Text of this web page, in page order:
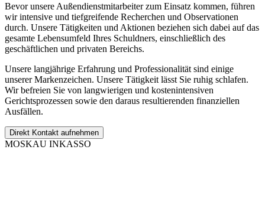
Bevor unsere Außendienstmitarbeiter zum Einsatz kommen, führen
wir intensive und tiefgreifende Recherchen und Observationen
durch. Unsere Tätigkeiten und Aktionen beziehen sich dabei auf das
gesamte Lebensumfeld Ihres Schuldners, einschließlich des
geschäftlichen und privaten Bereichs.
Unsere langjährige Erfahrung und Professionalität sind einige
unserer Markenzeichen. Unsere Tätigkeit lässt Sie ruhig schlafen.
Wir befreien Sie von langwierigen und kostenintensiven
Gerichtsprozessen sowie den daraus resultierenden finanziellen
Ausfällen.
Direkt Kontakt aufnehmen
MOSKAU INKASSO